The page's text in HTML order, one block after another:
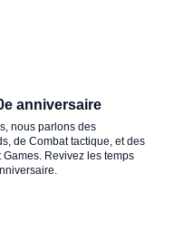
anniversaire
nous parlons des
de Combat tactique, et des
Revivez les temps